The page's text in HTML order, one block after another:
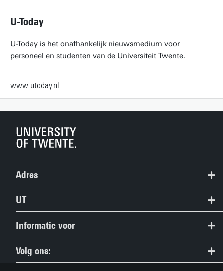
U-Today
U-Today is het onafhankelijk nieuwsmedium voor
personeel en studenten van de Universiteit Twente.
www.utoday.nl
Adres
+31 53 489 9111
UT
Contact
People Pages (Telefoongids)
Informatie voor
Studiezoekers
Volg ons: